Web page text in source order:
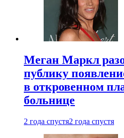
Меган Маркл
публику
в откровенном
больнице
2 года спустя2 года спустя